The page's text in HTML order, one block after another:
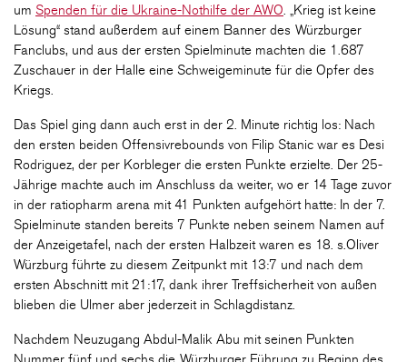
um Spenden für die Ukraine-Nothilfe der AWO. „Krieg ist keine
Lösung“ stand außerdem auf einem Banner des Würzburger
Fanclubs, und aus der ersten Spielminute machten die 1.687
Zuschauer in der Halle eine Schweigeminute für die Opfer des
Kriegs.
Das Spiel ging dann auch erst in der 2. Minute richtig los: Nach
den ersten beiden Offensivrebounds von Filip Stanic war es Desi
Rodriguez, der per Korbleger die ersten Punkte erzielte. Der 25-
Jährige machte auch im Anschluss da weiter, wo er 14 Tage zuvor
in der ratiopharm arena mit 41 Punkten aufgehört hatte: In der 7.
Spielminute standen bereits 7 Punkte neben seinem Namen auf
der Anzeigetafel, nach der ersten Halbzeit waren es 18. s.Oliver
Würzburg führte zu diesem Zeitpunkt mit 13:7 und nach dem
ersten Abschnitt mit 21:17, dank ihrer Treffsicherheit von außen
blieben die Ulmer aber jederzeit in Schlagdistanz.
Nachdem Neuzugang Abdul-Malik Abu mit seinen Punkten